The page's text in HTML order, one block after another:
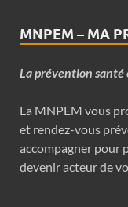
MNPEM – MA
La prévention santé
La MNPEM vous
et rendez-vous
accompagner pour
devenir acteur de